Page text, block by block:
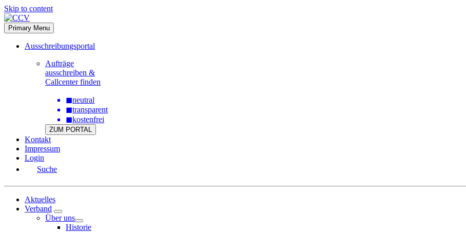
Skip to content
Primary Menu
Ausschreibungsportal
Aufträge
ausschreiben &
Callcenter finden
◼neutral
◼transparent
◼kostenfrei
ZUM PORTAL
Kontakt
Impressum
Login
Suche
Aktuelles
Verband
Über uns
Historie